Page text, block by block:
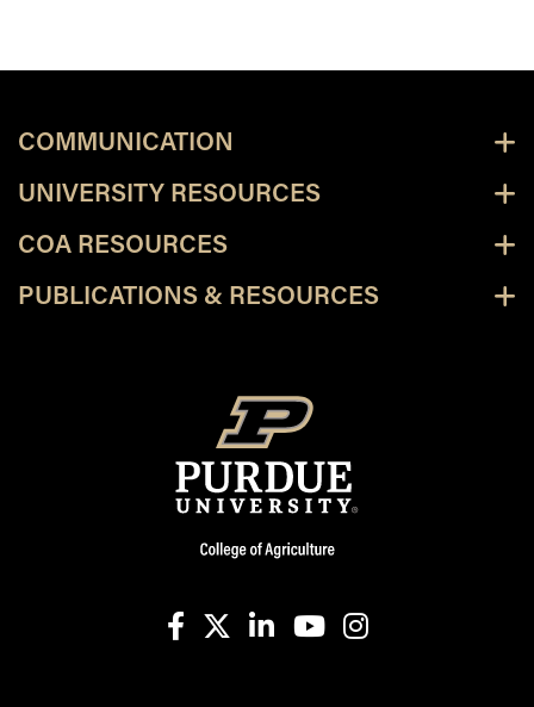
COMMUNICATION
UNIVERSITY RESOURCES
COA RESOURCES
PUBLICATIONS & RESOURCES